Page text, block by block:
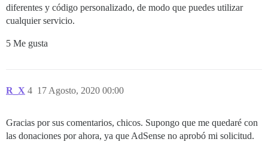
diferentes y código personalizado, de modo que puedes utilizar
cualquier servicio.
5 Me gusta
R_X 17 Agosto, 2020 00:00
4
Gracias por sus comentarios, chicos. Supongo que me quedaré con
las donaciones por ahora, ya que AdSense no aprobó mi solicitud.